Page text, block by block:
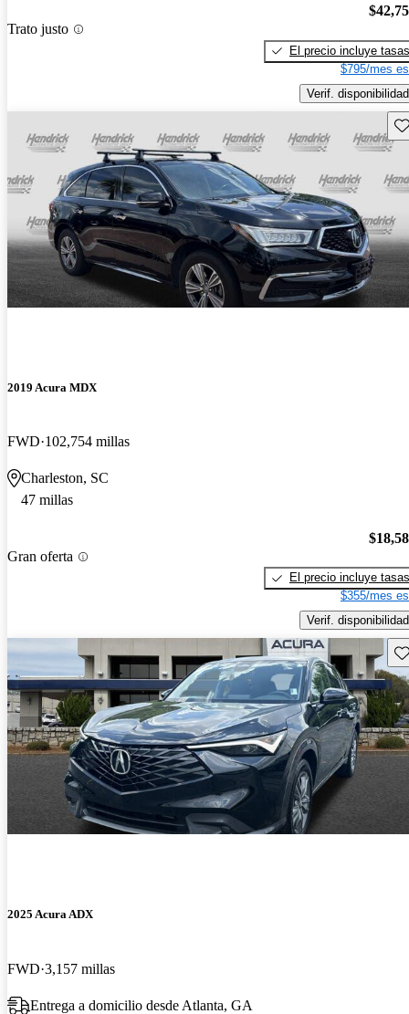
Trato justo
El precio incluye tasas
$795/mes
Verif. disponibilidad
2019 Acura MDX
FWD 102,754 millas
Charleston, SC
47 millas
Gran oferta
El precio incluye tasas
$355/mes
Verif. disponibilidad
2025 Acura ADX
FWD 3,157 millas
Entrega a domicilio desde Atlanta, GA